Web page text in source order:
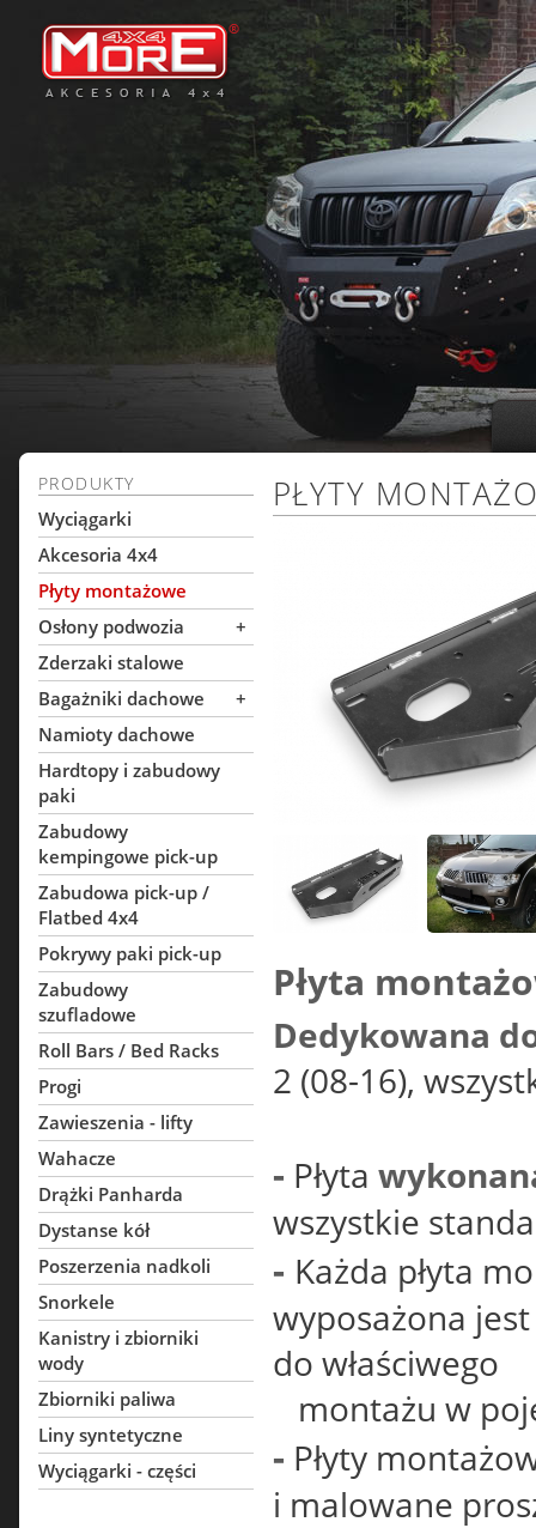
PRODUKTY
Wyciągarki
Akcesoria 4x4
Płyty montażowe
Osłony podwozia
+
Zderzaki stalowe
Bagażniki dachowe
+
Namioty dachowe
Hardtopy i zabudowy
paki
Zabudowy
kempingowe pick-up
Zabudowa pick-up /
Flatbed 4x4
Pokrywy paki pick-up
Zabudowy
szufladowe
Roll Bars / Bed Racks
Progi
Zawieszenia - lifty
Wahacze
Drążki Panharda
Dystanse kół
Poszerzenia nadkoli
Snorkele
Kanistry i zbiorniki
wody
Zbiorniki paliwa
Liny syntetyczne
Wyciągarki - części
PŁYTY
Płyta
Dedykowana
2 (08-16),
- Płyta
wszystkie
- Każda płyta
wyposażona
do właściwego
montażu w
- Płyty
i malowane